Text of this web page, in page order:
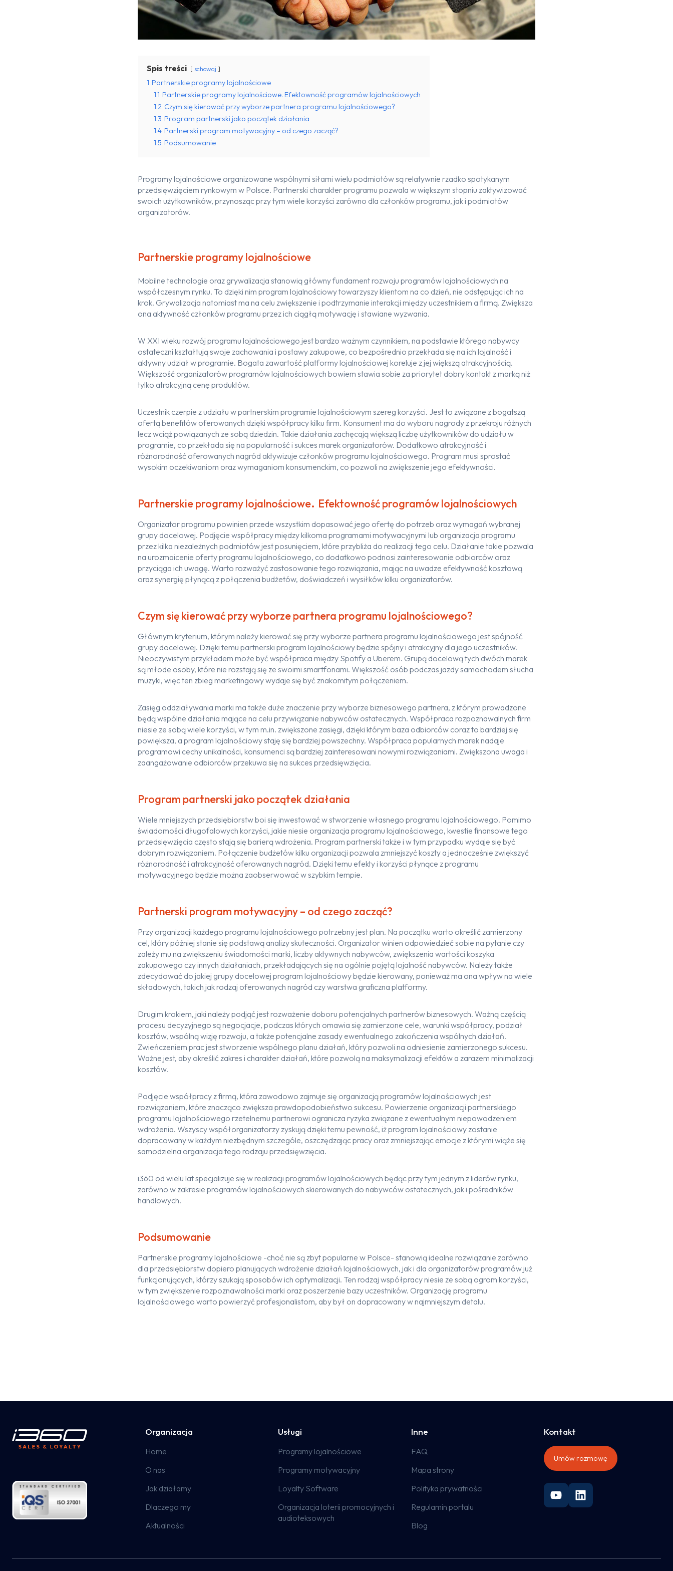
Spis treści schowaj
1 Partnerskie programy lojalnościowe
1.1 Partnerskie programy lojalnościowe. Efektowność programów lojalnościowych
1.2 Czym się kierować przy wyborze partnera programu lojalnościowego?
1.3 Program partnerski jako początek działania
1.4 Partnerski program motywacyjny – od czego zacząć?
1.5 Podsumowanie
Programylojalnościowe organizowane wspólnymi siłami wielu podmiotów są relatywnie rzadko spotykanym
przedsięwzięciem rynkowym w Polsce. Partnerski charakter programu pozwala w większym stopniu zaktywizować
swoich użytkowników, przynosząc przy tym wiele korzyści zarówno dla członków programu, jak i podmiotów
organizatorów.
Partnerskie programy lojalnościowe
Mobilne technologie oraz grywalizacja stanowią główny fundamentrozwoju programówlojalnościowych na
współczesnym rynku. To dzięki nim program lojalnościowy towarzyszy klientom na co dzień, nie odstępującich na
krok. Grywalizacja natomiast ma na celu zwiększenie i podtrzymanie interakcji między uczestnikiem a firmą. Zwiększa
ona aktywność członków programu przezich ciągłąmotywację i stawiane wyzwania.
W XXI wieku rozwój programu lojalnościowego jest bardzo ważnym czynnikiem, na podstawie którego nabywcy
ostateczni kształtują swoje zachowania i postawy zakupowe, co bezpośrednio przekłada się na ich lojalność i
aktywny udział w programie. Bogata zawartość platformylojalnościowej koreluje z jej większą atrakcyjnością.
Większość organizatorów programów lojalnościowych bowiem stawia sobie za priorytet dobry kontakt z marką niż
tylko atrakcyjną cenę produktów.
Uczestnik czerpie zudziału wpartnerskim programie lojalnościowym szereg korzyści. Jest to związane z bogatszą
ofertą benefitów oferowanych dzięki współpracykilku firm. Konsumentma do wyboru nagrody z przekroju różnych
leczwciążpowiązanych ze sobą dziedzin. Takie działania zachęcająwiększą liczbę użytkowników do udziału w
programie, co przekłada się na popularność i sukces marek organizatorów. Dodatkowo atrakcyjność i
różnorodność oferowanych nagród aktywizuje członków programu lojalnościowego. Program musi sprostać
wysokim oczekiwaniom oraz wymaganiom konsumenckim, co pozwoli na zwiększenie jego efektywności.
Partnerskie programy lojalnościowe. Efektowność programów lojalnościowych
Organizator programu powinien przede wszystkim dopasować jego ofertę do potrzeb oraz wymagań wybranej
grupy docelowej. Podjęcie współpracy między kilkoma programami motywacyjnymi lub organizacja programu
przez kilka niezależnych podmiotówjestposunięciem, które przybliża do realizacji tego celu. Działanie takie pozwala
na urozmaicenie ofertyprogramu lojalnościowego, co dodatkowo podnosi zainteresowanie odbiorców oraz
przyciąga ich uwagę. Warto rozważyć zastosowanie tego rozwiązania, mając na uwadze efektywność kosztową
oraz synergię płynącą z połączenia budżetów, doświadczeń i wysiłków kilku organizatorów.
Czym się kierować przy wyborze partnera programu lojalnościowego?
Głównym kryterium, którym należykierować się przy wyborze partnera programu lojalnościowego jestspójność
grupy docelowej. Dzięki temu partnerski program lojalnościowybędzie spójnyi atrakcyjny dla jego uczestników.
Nieoczywistym przykładem może być współpraca między Spotify a Uberem. Grupą docelową tych dwóch marek
są młode osoby, które nie rozstają się ze swoimi smartfonami. Większość osób podczas jazdy samochodem słucha
muzyki, więc ten zbieg marketingowy wydaje się być znakomitym połączeniem.
Zasięg oddziaływania marki ma także duże znaczenie przy wyborze biznesowego partnera, z którym prowadzone
będą wspólne działania mające na celu przywiązanie nabywców ostatecznych. Współpraca rozpoznawalnych firm
niesie ze sobą wiele korzyści, w tym m.in. zwiększone zasięgi, dzięki którym baza odbiorców coraz to bardziej się
powiększa, a program lojalnościowystaję się bardziej powszechny. Współpraca popularnych mareknadaje
programowi cechy unikalności, konsumenci są bardziej zainteresowani nowymi rozwiązaniami. Zwiększona uwaga i
zaangażowanie odbiorców przekuwa się na sukces przedsięwzięcia.
Program partnerski jako początek działania
Wiele mniejszych przedsiębiorstw boi się inwestować w stworzenie własnego programu lojalnościowego. Pomimo
świadomości długofalowych korzyści, jakie niesie organizacja programu lojalnościowego, kwestie finansowe tego
przedsięwzięcia często stają się barierą wdrożenia. Program partnerski także i w tym przypadku wydaje się być
dobrym rozwiązaniem. Połączenie budżetówkilku organizacji pozwala zmniejszyć koszty a jednocześnie zwiększyć
różnorodność i atrakcyjność oferowanych nagród. Dzięki temu efekty i korzyści płynące z programu
motywacyjnego będzie można zaobserwować wszybkim tempie.
Partnerski program motywacyjny – od czego zacząć?
Przy organizacji każdego programu lojalnościowego potrzebny jest plan. Na początku warto określić zamierzony
cel, który później stanie się podstawą analizy skuteczności. Organizator winien odpowiedzieć sobie na pytanie czy
zależymu na zwiększeniu świadomości marki, liczby aktywnych nabywców, zwiększenia wartości koszyka
zakupowego czy innych działaniach, przekładających się na ogólnie pojętąlojalność nabywców. Należy także
zdecydować do jakiej grupy docelowej program lojalnościowy będzie kierowany, ponieważma ona wpływ na wiele
składowych, takich jak rodzaj oferowanych nagród czy warstwa graficzna platformy.
Drugim krokiem, jaki należy podjąć jest rozważenie doboru potencjalnych partnerów biznesowych. Ważną częścią
procesu decyzyjnego sąnegocjacje, podczas których omawia się zamierzone cele, warunki współpracy, podział
kosztów, wspólną wizję rozwoju, a także potencjalne zasady ewentualnego zakończenia wspólnych działań.
Zwieńczeniem prac jeststworzenie wspólnego planu działań, którypozwoli na odniesienie zamierzonego sukcesu.
Ważne jest, aby określić zakres i charakter działań, które pozwolą na maksymalizacji efektów a zarazem minimalizacji
kosztów.
Podjęcie współpracy z firmą, która zawodowo zajmuje się organizacją programów lojalnościowych jest
rozwiązaniem, które znacząco zwiększa prawdopodobieństwo sukcesu. Powierzenie organizacji partnerskiego
programu lojalnościowego rzetelnemu partnerowi ogranicza ryzyka związane z ewentualnym niepowodzeniem
wdrożenia. Wszyscy współorganizatorzy zyskują dzięki temu pewność, iżprogram lojalnościowy zostanie
dopracowany w każdym niezbędnym szczególe, oszczędzającpracy oraz zmniejszając emocje z którymi wiąże się
samodzielna organizacja tego rodzaju przedsięwzięcia.
i360 od wielu lat specjalizuje się w realizacji programów lojalnościowych będąc przy tym jednym zliderówrynku,
zarówno w zakresie programów lojalnościowych skierowanych do nabywców ostatecznych, jak i pośredników
handlowych.
Podsumowanie
Partnerskie programylojalnościowe -choć nie są zbyt popularne w Polsce- stanowią idealne rozwiązanie zarówno
dla przedsiębiorstw dopiero planujących wdrożenie działań lojalnościowych, jak i dla organizatorów programów już
funkcjonujących, którzy szukają sposobów ich optymalizacji. Ten rodzaj współpracy niesie ze sobą ogrom korzyści,
w tym zwiększenie rozpoznawalności marki orazposzerzenie bazy uczestników. Organizację programu
lojalnościowego warto powierzyć profesjonalistom, aby był on dopracowany w najmniejszym detalu.
Organizacja
Home
O nas
Jak działamy
Dlaczego my
Aktualności
Usługi
Programy lojalnościowe
Programy motywacyjny
Loyalty Software
Organizacja loterii promocyjnych i
audioteksowych
Inne
FAQ
Mapa strony
Polityka prywatności
Regulamin portalu
Blog
Kontakt
Umów rozmowę